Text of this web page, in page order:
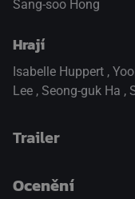
Sang-soo Hong
Hrají
Isabelle Huppert ,
Lee , Seong-guk Ha ,
Trailer
Ocenění